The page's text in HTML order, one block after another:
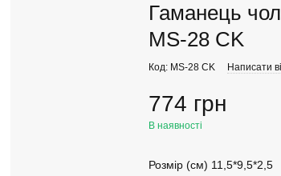
Гаманець
MS-28 CK
Код: MS-28 CK Написати
774 грн
В наявності
Розмір (см) 11,5*9,5*2,5